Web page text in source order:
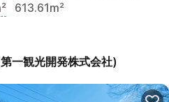
613.61m²
一観光開発株式会社)